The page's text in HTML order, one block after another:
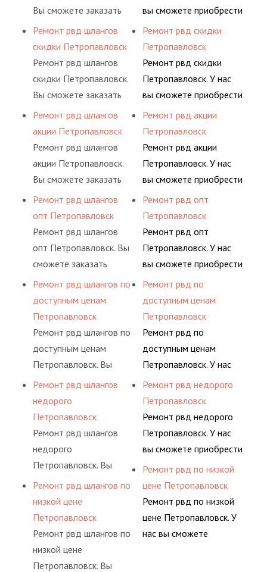
комплексного
гидросистем Вашего
предприятия.
Вы сможете заказать
сервис РВД на разовой
основе либо на
условиях
долговременного
комплексного
гидросистем Вашего
предприятия.
Ремонт рвд шлангов
скидки Петропавловск
Ремонт рвд шлангов
скидки Петропавловск.
Вы сможете заказать
сервис РВД на разовой
основе либо на
условиях
долговременного
комплексного
гидросистем Вашего
предприятия.
Ремонт рвд шлангов
акции Петропавловск
Ремонт рвд шлангов
акции Петропавловск.
Вы сможете заказать
сервис РВД на разовой
основе либо на
условиях
долговременного
комплексного
гидросистем Вашего
предприятия.
Ремонт рвд шлангов
опт Петропавловск
Ремонт рвд шлангов
опт Петропавловск. Вы
сможете заказать
сервис РВД на разовой
основе либо на
условиях
долговременного
комплексного
обслуживания
предприятия.
Ремонт рвд шлангов по
доступным ценам
Петропавловск
Ремонт рвд шлангов по
доступным ценам
Петропавловск. Вы
сможете заказать
сервис РВД на разовой
основе либо на
условиях
долговременного
комплексного
гидросистем Вашего
предприятия.
Ремонт рвд шлангов
недорого
Петропавловск
Ремонт рвд шлангов
недорого
Петропавловск. Вы
сможете заказать
сервис РВД на разовой
основе либо на
условиях
долговременного
комплексного
Ремонт рвд шлангов по
низкой цене
Петропавловск
Ремонт рвд шлангов по
низкой цене
Петропавловск. Вы
помогут решить любую
сложную задачу.
предлагает ремонт
давления. Ремонт
шлангов производится
высококвалифицирован
ными спецами, которые
помогут решить любую
сложную задачу.
вы сможете приобрести
рукав с разными
фитингами и
комплектующими,
АДЫМ Инжиниринг
предлагает ремонт
давления. Ремонт
шлангов производится
высококвалифицирован
ными спецами, которые
помогут решить любую
сложную задачу.
Ремонт рвд скидки
Петропавловск
Ремонт рвд скидки
Петропавловск. У нас
вы сможете приобрести
рукав с разными
фитингами и
комплектующими,
АДЫМ Инжиниринг
предлагает ремонт
давления. Ремонт
шлангов производится
высококвалифицирован
ными спецами, которые
помогут решить любую
сложную задачу.
Ремонт рвд акции
Петропавловск
Ремонт рвд акции
Петропавловск. У нас
вы сможете приобрести
рукав с разными
фитингами и
комплектующими,
АДЫМ Инжиниринг
предлагает ремонт
давления. Ремонт
шлангов производится
высококвалифицирован
ными спецами, которые
помогут решить любую
сложную задачу.
Ремонт рвд опт
Петропавловск
Ремонт рвд опт
Петропавловск. У нас
вы сможете приобрести
рукав с разными
фитингами и
комплектующими,
АДЫМ Инжиниринг
предлагает ремонт
шлангов высокого
шлангов производится
высококвалифицирован
ными спецами, которые
помогут решить любую
сложную задачу.
Ремонт рвд по
доступным ценам
Петропавловск
Ремонт рвд по
доступным ценам
Петропавловск. У нас
вы сможете приобрести
рукав с разными
фитингами и
комплектующими,
АДЫМ Инжиниринг
шлангов высокого
давления. Ремонт
шлангов производится
высококвалифицирован
Ремонт рвд недорого
Петропавловск
Ремонт рвд недорого
Петропавловск. У нас
вы сможете приобрести
рукав с разными
фитингами и
комплектующими,
АДЫМ Инжиниринг
предлагает ремонт
Ремонт рвд по низкой
цене Петропавловск
Ремонт рвд по низкой
цене Петропавловск. У
нас вы сможете